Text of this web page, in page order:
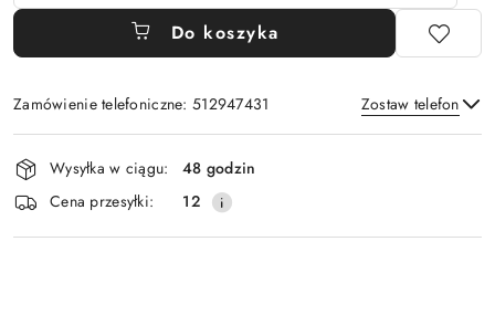
Do koszyka
Zamówienie telefoniczne: 512947431 Zostaw telefon
Wyślij
Dostępność
i
dostawa
Wysyłka w ciągu:
48 godzin
Cena przesyłki:
12